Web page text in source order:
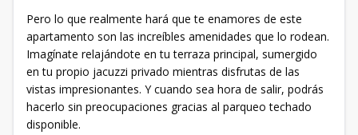
Pero lo que realmente hará que te enamores de este
apartamento son las increíbles amenidades que lo rodean.
Imagínate relajándote en tu terraza principal, sumergido
en tu propio jacuzzi privado mientras disfrutas de las
vistas impresionantes. Y cuando sea hora de salir, podrás
hacerlo sin preocupaciones gracias al parqueo techado
disponible.